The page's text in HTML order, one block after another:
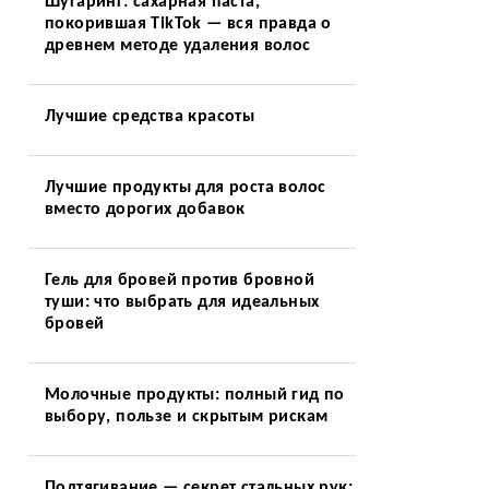
покорившая TikTok — вся правда о
древнем методе удаления волос
Лучшие средства красоты
Лучшие продукты для роста волос
вместо дорогих добавок
Гель для бровей против бровной
туши: что выбрать для идеальных
бровей
Молочные продукты: полный гид по
выбору, пользе и скрытым рискам